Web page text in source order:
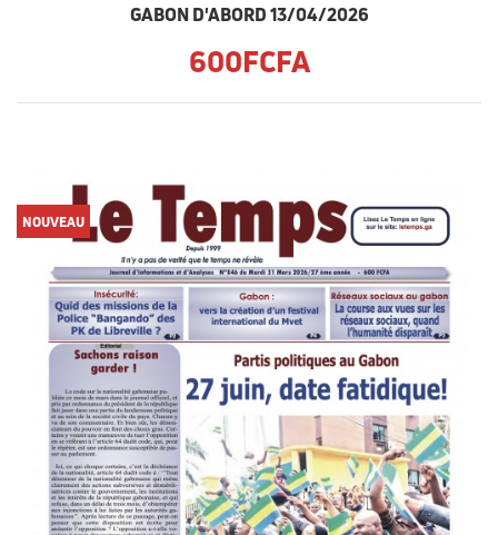
GABON D'ABORD 13/04/2026
600FCFA
NOUVEAU